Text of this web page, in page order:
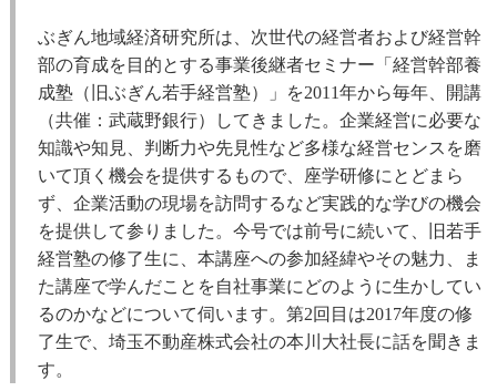
ぶぎん地域経済研究所は、次世代の経営者および経営幹
部の育成を目的とする事業後継者セミナー「経営幹部養
成塾（旧ぶぎん若手経営塾）」を2011年から毎年、開講
（共催：武蔵野銀行）してきました。企業経営に必要な
知識や知見、判断力や先見性など多様な経営センスを磨
いて頂く機会を提供するもので、座学研修にとどまら
ず、企業活動の現場を訪問するなど実践的な学びの機会
を提供して参りました。今号では前号に続いて、旧若手
経営塾の修了生に、本講座への参加経緯やその魅力、ま
た講座で学んだことを自社事業にどのように生かしてい
るのかなどについて伺います。第2回目は2017年度の修
了生で、埼玉不動産株式会社の本川大社長に話を聞きま
す。